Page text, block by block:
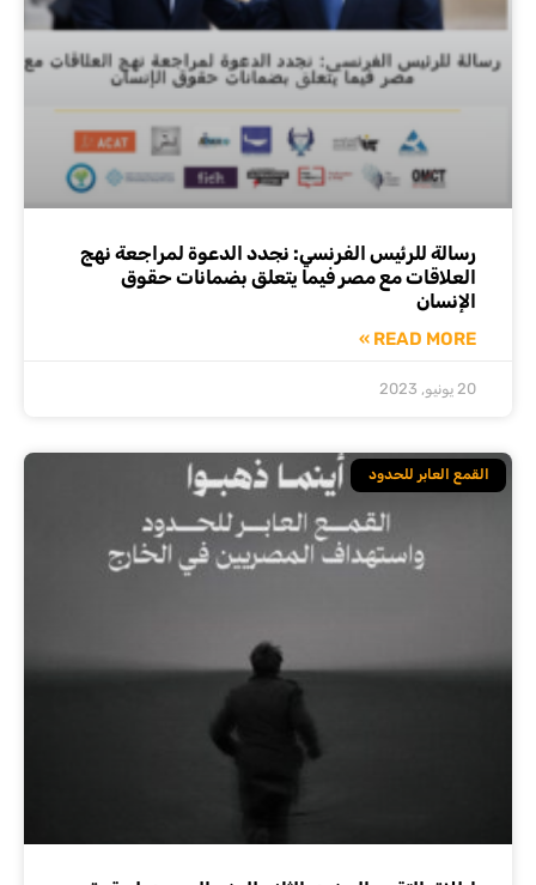
رسالة للرئيس الفرنسي: نجدد الدعوة لمراجعة نهج
العلاقات مع مصر فيما يتعلق بضمانات حقوق
الإنسان
READ MORE »
20 يونيو, 2023
القمع العابر للحدود